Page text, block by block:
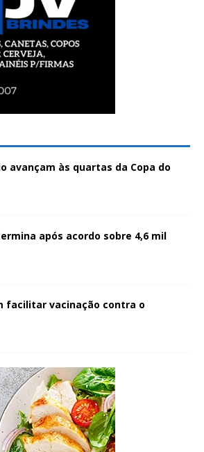
avançam às quartas da Copa do
após acordo sobre 4,6 mil
facilitar vacinação contra o